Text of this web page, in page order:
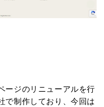
ージのリニューアルを行
で制作しており、今回は